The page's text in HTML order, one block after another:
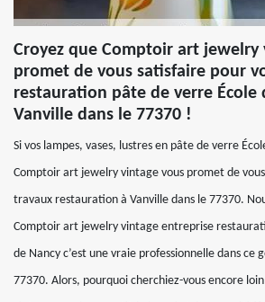
Croyez que Comptoir art jewelry
promet de vous satisfaire pour
restauration pâte de verre École
Vanville dans le 77370 !
Si vos lampes, vases, lustres en pâte de verre
Comptoir art jewelry vintage vous promet de
travaux restauration à Vanville dans le 77370.
Comptoir art jewelry vintage entreprise
de Nancy c’est une vraie professionnelle dans ce
77370. Alors, pourquoi cherchiez-vous encore